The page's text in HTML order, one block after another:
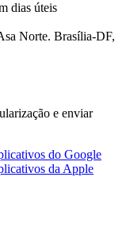
dias úteis
Norte. Brasília-DF,
e enviar